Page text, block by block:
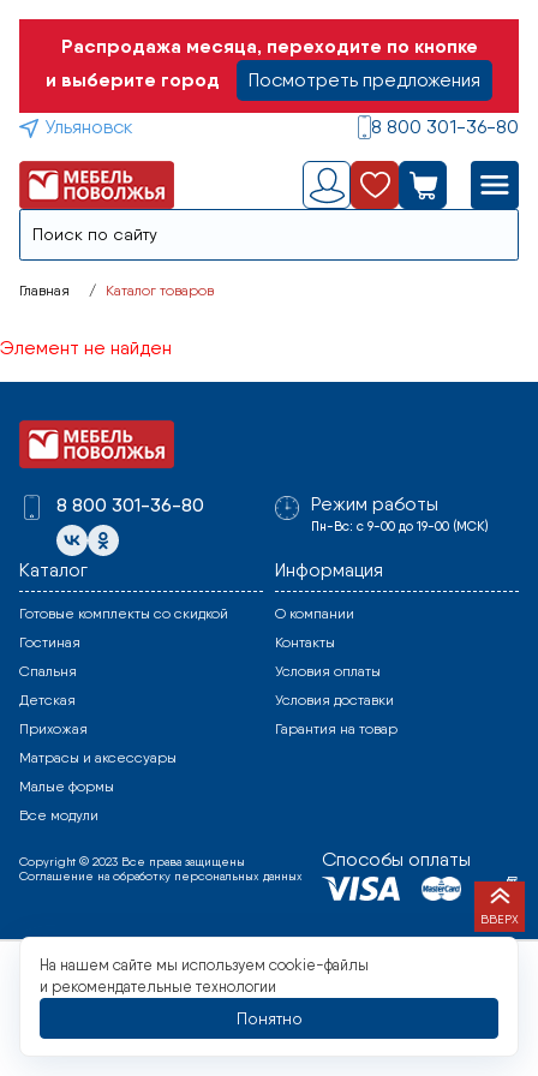
Распродажа месяца, переходите по кнопке
и выберите город
Посмотреть предложения
Ульяновск 8 800 301-36-80
Главная Каталог товаров
Элемент не найден
8 800 301-36-80 Режим работы
Пн-Вс: с 9-00 до 19-00 (МСК)
Каталог
Готовые комплекты со скидкой
Гостиная
Спальня
Детская
Прихожая
Матрасы и аксессуары
Малые формы
Все модули
Информация
О компании
Контакты
Условия оплаты
Условия доставки
Гарантия на товар
Copyright © 2023 Все права защищены
Соглашение на обработку персональных данных
Способы оплаты
ВВЕРХ
На нашем сайте мы используем cookie-файлы
и рекомендательные технологии
Понятно